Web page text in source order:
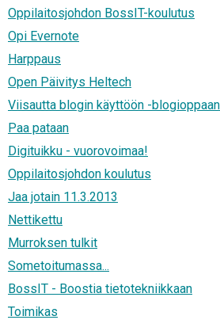
Oppilaitosjohdon BossIT-koulutus
Opi Evernote
Harppaus
Open Päivitys Heltech
Viisautta blogin käyttöön -
Paa pataan
Digituikku - vuorovoimaa!
Oppilaitosjohdon koulutus
Jaa jotain 11.3.2013
Nettikettu
Murroksen tulkit
Sometoitumassa...
BossIT - Boostia tietotekniikkaan
Toimikas